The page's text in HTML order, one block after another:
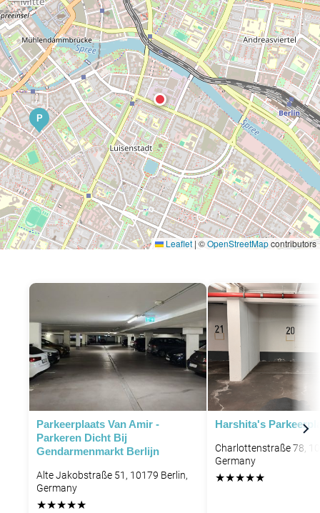
P
Leaflet | ©OpenStreetMapcontributors
Parkeerplaats Van Amir -
Parkeren Dicht Bij
Gendarmenmarkt Berlijn
Alte Jakobstraße 51, 10179 Berlin,
Germany
★★★★★
Harshita's
Charlottenstraße 78,
Germany
★★★★★